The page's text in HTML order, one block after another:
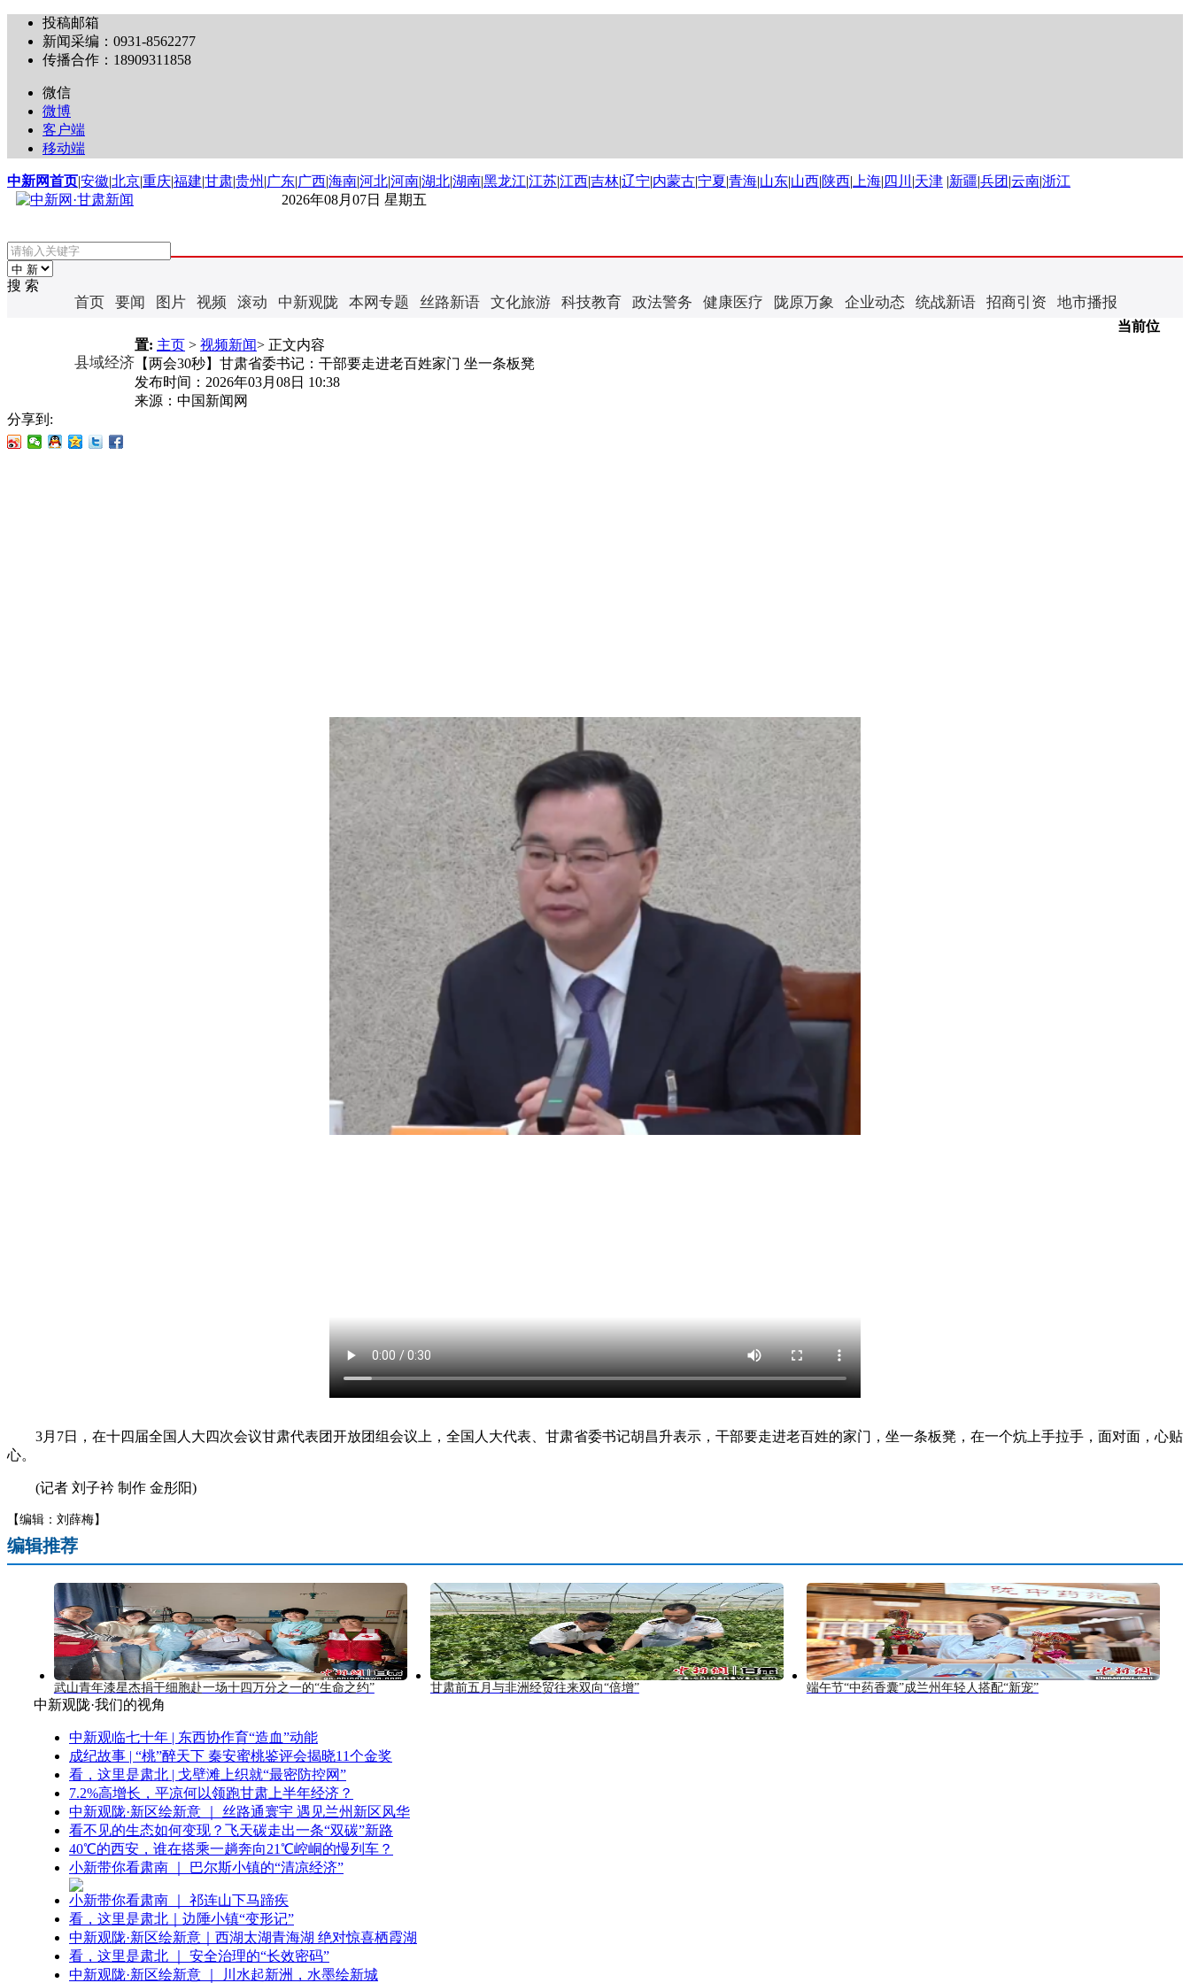
投稿邮箱
新闻采编：0931-8562277
传播合作：18909311858
微信
微博
客户端
移动端
中新网首页|安徽|北京|重庆|福建|甘肃|贵州 |广东|广西|海南|河北|河南|湖北|湖南|黑龙江|江苏|江西|吉林|辽宁|内蒙古|宁夏|青海|山东|山西|陕西| 上海| 四川 |天津 |新疆|兵团 |云南|浙江
2026年08月07日 星期五
搜 索
首页 要闻 图片 视频 滚动 中新观陇 本网专题 丝路新语 文化旅游 科技教育 政法警务 健康医疗 陇原万象 企业动态 统战新语 招商引资 地市播报
县域经济
当前位
置: 主页 > 视频新闻> 正文内容
【两会30秒】甘肃省委书记：干部要走进老百姓家门 坐一条板凳
发布时间： 2026年03月08日 10:38
来源： 中国新闻网
分享到:
3月7日，在十四届全国人大四次会议甘肃代表团开放团组会议上，全国人大代表、甘肃省委书记胡昌升表示，干部要走进老百姓的家门，坐一条板凳，在一个炕上手拉手，面对面，心贴
心。
(记者 刘子衿 制作 金彤阳)
【编辑：刘薛梅】
编辑推荐
武山青年漆星杰捐干细胞赴一场十四万分之一的“生命之约” 甘肃前五月与非洲经贸往来双向“倍增” 端午节“中药香囊”成兰州年轻人搭配“新宠”
中新观陇·我们的视角
中新观临七十年 | 东西协作育“造血”动能
成纪故事 | “桃”醉天下 秦安蜜桃鉴评会揭晓11个金奖
看，这里是肃北 | 戈壁滩上织就“最密防控网”
7.2%高增长，平凉何以领跑甘肃上半年经济？
中新观陇·新区绘新意 ｜ 丝路通寰宇 遇见兰州新区风华
看不见的生态如何变现？飞天碳走出一条“双碳”新路
40℃的西安，谁在搭乘一趟奔向21℃崆峒的慢列车？
小新带你看肃南 ｜ 巴尔斯小镇的“清凉经济”
小新带你看肃南 ｜ 祁连山下马蹄疾
看，这里是肃北｜边陲小镇“变形记”
中新观陇·新区绘新意｜西湖太湖青海湖 绝对惊喜栖霞湖
看，这里是肃北 ｜ 安全治理的“长效密码”
中新观陇·新区绘新意 ｜ 川水起新洲，水墨绘新城